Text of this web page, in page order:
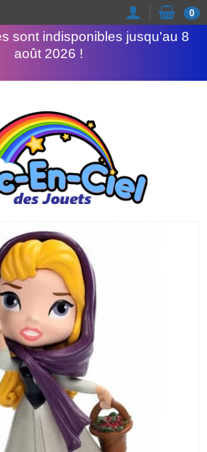
sont indisponibles jusqu'au 8
août 2026 !
0